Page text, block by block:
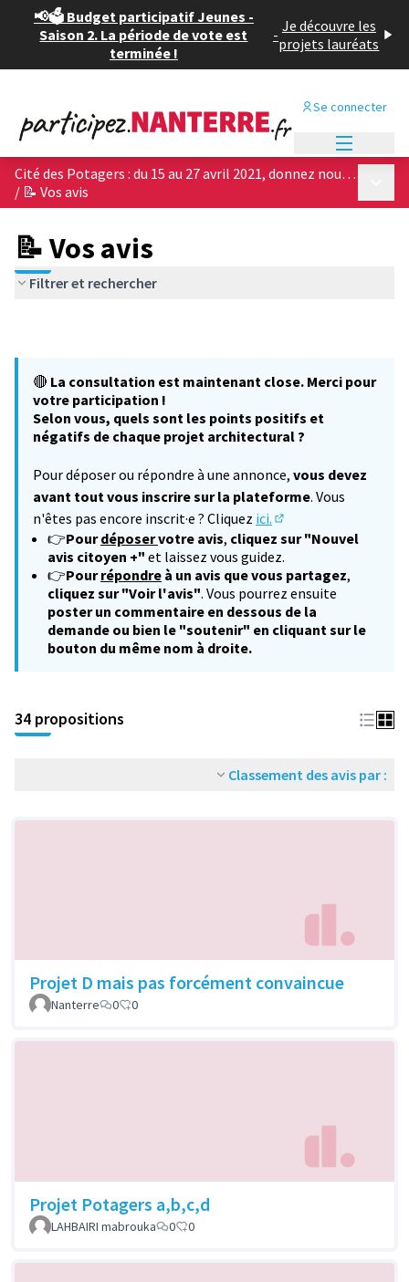
📢🗳️ Budget participatif Jeunes -
Saison 2. La période de vote est
terminée !
- Je découvre les
projets lauréats
Se connecter
Cité des Potagers : du 15 au 27 avril 2021, donnez nous votre avis sur les 4 projets architecturaux !
/ 📝 Vos avis
📝 Vos avis
Filtrer et rechercher
🔴 La consultation est maintenant close. Merci pour
votre participation !
Selon vous, quels sont les points positifs et
négatifs de chaque projet architectural ?
Pour déposer ou répondre à une annonce, vous devez
avant tout vous inscrire sur la plateforme. Vous
n'êtes pas encore inscrit·e ? Cliquez ici.
(S'ouvre dans un
👉Pourdéposervotre avis, cliquez sur "Nouvel
avis citoyen +" et laissez vous guidez.
👉Pourrépondre à un avis que vous partagez,
cliquez sur "Voir l'avis". Vous pourrez ensuite
poster un commentaire en dessous de la
demande ou bien le "soutenir" en cliquant sur le
bouton du même nom à droite.
34 propositions
Classement des avis par :
Projet D mais pas forcément convaincue
Nanterre 0 0
Projet Potagers a,b,c,d
LAHBAIRI mabrouka 0 0